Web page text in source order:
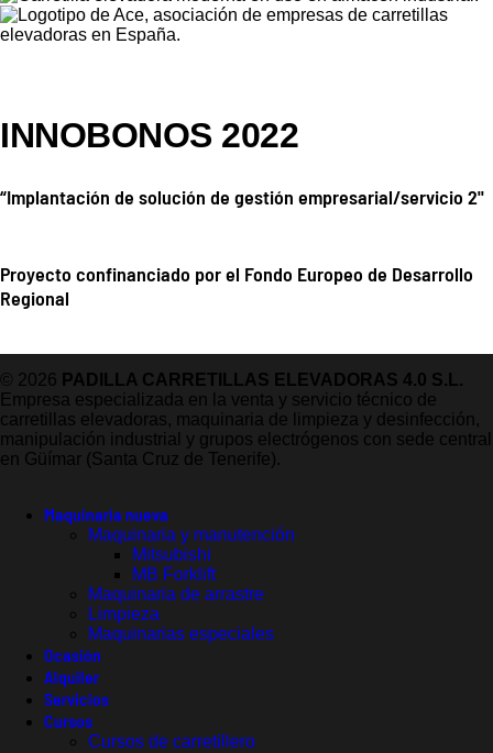
INNOBONOS 2022
“Implantación de solución de gestión empresarial/servicio 2"
Proyecto confinanciado por el Fondo Europeo de Desarrollo
Regional
© 2026 PADILLA CARRETILLAS ELEVADORAS 4.0 S.L.
Empresa especializada en la venta y servicio técnico de
carretillas elevadoras, maquinaria de limpieza y desinfección,
manipulación industrial y grupos electrógenos con sede central
en Güímar (Santa Cruz de Tenerife).
Maquinaria nueva
Maquinaria y manutención
Mitsubishi
MB Forklift
Maquinaria de arrastre
Limpieza
Maquinarias especiales
Ocasión
Alquiler
Servicios
Cursos
Cursos de carretillero